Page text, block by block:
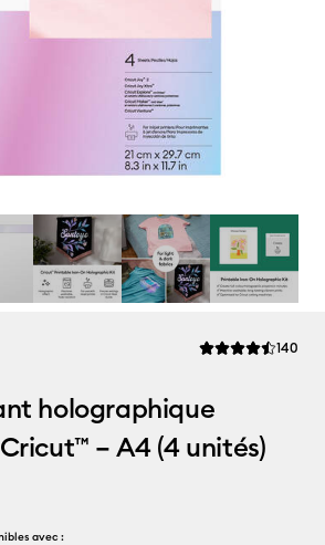
La note moyenne
140
holographique
– A4 (4 unités)
avec :